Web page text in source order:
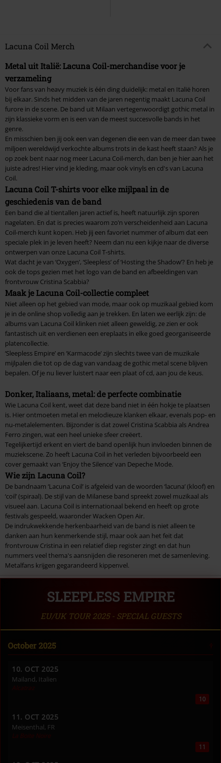
Lacuna Coil Merch
Metal uit Italië: Lacuna Coil-merchandise voor je
verzameling
Voor fans van heavy muziek is één ding duidelijk: metal en Italië horen
bij elkaar. Sinds het midden van de jaren negentig maakt Lacuna Coil
furore in de scene. De band uit Milaan vertegenwoordigt gothic metal in
zijn klassieke vorm en is een van de meest succesvolle bands in het
genre.
En misschien ben jij ook een van degenen die een van de meer dan twee
miljoen wereldwijd verkochte albums trots in de kast heeft staan? Als je
op zoek bent naar nog meer Lacuna Coil-merch, dan ben je hier aan het
juiste adres! Hier vind je kleding, maar ook vinyls en cd's van Lacuna
Coil.
Lacuna Coil T-shirts voor elke mijlpaal in de
geschiedenis van de band
Een band die al tientallen jaren actief is, heeft natuurlijk zijn sporen
nagelaten. En dat is precies waarom zo’n verscheidenheid aan Lacuna
Coil-merch kunt kopen. Heb jij een favoriet nummer of album dat een
speciale plek in je leven heeft? Neem dan nu een kijkje naar de diverse
ontwerpen van onze Lacuna Coil T-shirts.
Wat dacht je van ‘Oxygen’, ‘Sleepless’ of ‘Hosting the Shadow’? En heb je
ook de tops gezien met het logo van de band en afbeeldingen van
frontvrouw Cristina Scabbia?
Maak je Lacuna Coil-collectie compleet
Niet alleen op het gebied van mode, maar ook op muzikaal gebied kom
je in de online shop volledig aan je trekken. En laten we eerlijk zijn: de
albums van Lacuna Coil klinken niet alleen geweldig, ze zien er ook
fantastisch uit en verdienen een ereplaats in elke goed georganiseerde
platencollectie.
‘Sleepless Empire’ en ‘Karmacode’ zijn slechts twee van de muzikale
mijlpalen die tot op de dag van vandaag de gothic metal scene blijven
bepalen. Of je nu liever luistert naar een plaat of cd, aan jou de keus.
Donker, Italiaans, metal: de perfecte combinatie
Wie Lacuna Coil kent, weet dat deze band niet in één hokje te plaatsen
is. Hier ontmoeten metal en melodieuze klanken elkaar, evenals pop- en
nu-metalelementen. Bijzonder is dat zowel Cristina Scabbia als Andrea
Ferro zingen, wat een heel unieke sfeer creëert.
Tegelijkertijd erkent en viert de band openlijk hun invloeden binnen de
muziekscene. Zo heeft Lacuna Coil in het verleden bijvoorbeeld een
cover gemaakt van ‘Enjoy the Silence’ van Depeche Mode.
Wie zijn Lacuna Coil?
De bandnaam ‘Lacuna Coil’ is afgeleid van de woorden ‘lacuna’ (kloof) en
‘coil’ (spiraal). De stijl van de Milanese band spreekt zowel muzikaal als
visueel aan. Lacuna Coil is internationaal bekend en heeft op grote
festivals gespeeld, waaronder Wacken Open Air.
De indrukwekkende herkenbaarheid van de band is niet alleen te
danken aan hun kenmerkende stijl, maar ook aan het feit dat
frontvrouw Cristina in een relatief diep register zingt en dat hun
nummers veel thema's aansnijden die resoneren met de samenleving.
Metalfans krijgen gegarandeerd kippenvel.
SLEEPLESS EMPIRE
EU/UK TOUR 2025 - SPECIAL GUESTS
October 2025
10. OCT 2025
Mailand, Italien
Alcatraz
10
11. OCT 2025
Meisenthal, FR
La Boite Noire
11